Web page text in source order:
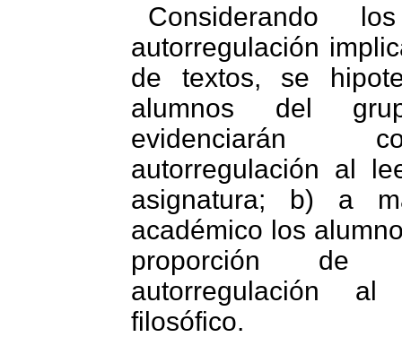
Considerando
autorregulación
de textos, se
alumnos del
evidenciarán
autorregulación al
asignatura; b) a
académico los
proporción de
autorregulación
filosófico.